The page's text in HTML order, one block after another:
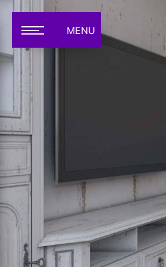
Panneau de gestion des cookies
MENU